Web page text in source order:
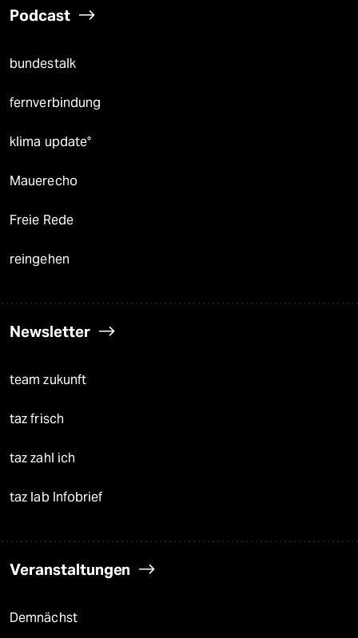
Podcast
bundestalk
fernverbindung
klima update°
Mauerecho
Freie Rede
reingehen
Newsletter
team zukunft
taz frisch
taz zahl ich
taz lab Infobrief
Veranstaltungen
Demnächst